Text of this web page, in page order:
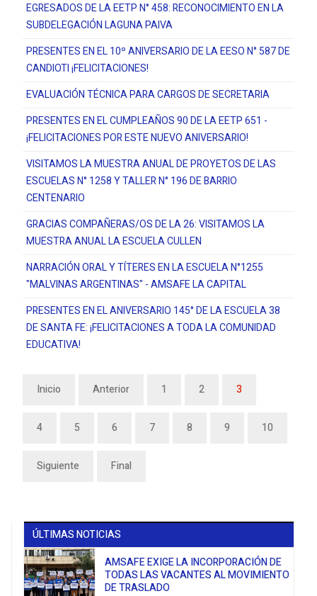
EGRESADOS DE LA EETP N° 458: RECONOCIMIENTO EN LA
SUBDELEGACIÓN LAGUNA PAIVA
PRESENTES EN EL 10º ANIVERSARIO DE LA EESO N° 587 DE
CANDIOTI ¡FELICITACIONES!
EVALUACIÓN TÉCNICA PARA CARGOS DE SECRETARIA
PRESENTES EN EL CUMPLEAÑOS 90 DE LA EETP 651 -
¡FELICITACIONES POR ESTE NUEVO ANIVERSARIO!
VISITAMOS LA MUESTRA ANUAL DE PROYETOS DE LAS
ESCUELAS N° 1258 Y TALLER N° 196 DE BARRIO
CENTENARIO
GRACIAS COMPAÑERAS/OS DE LA 26: VISITAMOS LA
MUESTRA ANUAL LA ESCUELA CULLEN
NARRACIÓN ORAL Y TÍTERES EN LA ESCUELA N°1255
"MALVINAS ARGENTINAS" - AMSAFE LA CAPITAL
PRESENTES EN EL ANIVERSARIO 145° DE LA ESCUELA 38
DE SANTA FE: ¡FELICITACIONES A TODA LA COMUNIDAD
EDUCATIVA!
Inicio Anterior 1 2 3
4 5 6 7 8 9 10
Siguiente Final
ÚLTIMAS NOTICIAS
AMSAFE EXIGE LA INCORPORACIÓN DE
TODAS LAS VACANTES AL MOVIMIENTO
DE TRASLADO